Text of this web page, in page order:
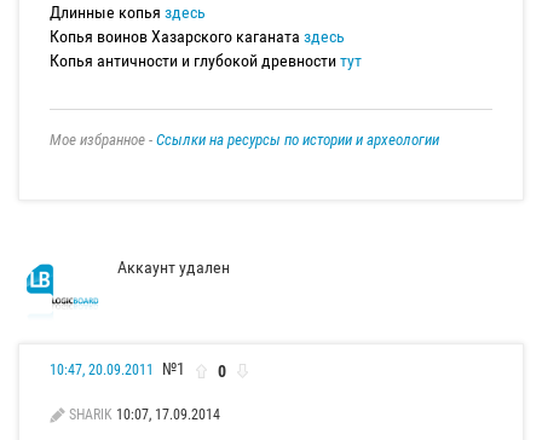
Длинные копья здесь
Копья воинов Хазарского каганата здесь
Копья античности и глубокой древноститут
Мое избранное - Ссылки на ресурсы по истории и археологии
Аккаунт удален
10:47, 20.09.2011 №1 0
SHARIK 10:07, 17.09.2014